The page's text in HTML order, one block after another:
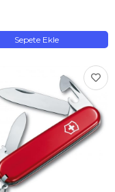
Sepete Ekle